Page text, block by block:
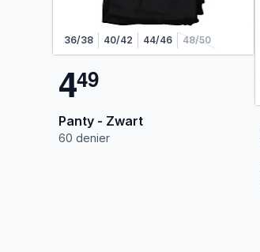
36/38 40/42 44/46 48/50
449
Panty - Zwart
60 denier